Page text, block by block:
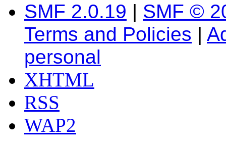
SMF 2.0.19 | SMF ©
Terms and Policies |
personal
XHTML
RSS
WAP2